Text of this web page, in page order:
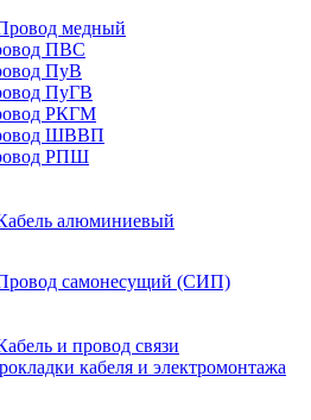
медный
ПВС
ПуВ
ПуГВ
РКГМ
ШВВП
РПШ
алюминиевый
самонесущий (СИП)
и провод связи
кабеля и электромонтажа